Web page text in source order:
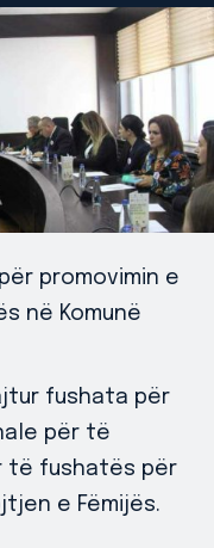
promovimin e
në Komunë
fushata për
për të
të fushatës për
e Fëmijës.